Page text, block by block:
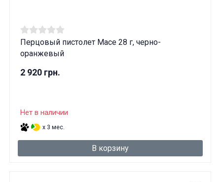
Перцовый пистолет Mace 28 г, черно-
оранжевый
2 920 грн.
Нет в наличии
x 3 мес.
В корзину